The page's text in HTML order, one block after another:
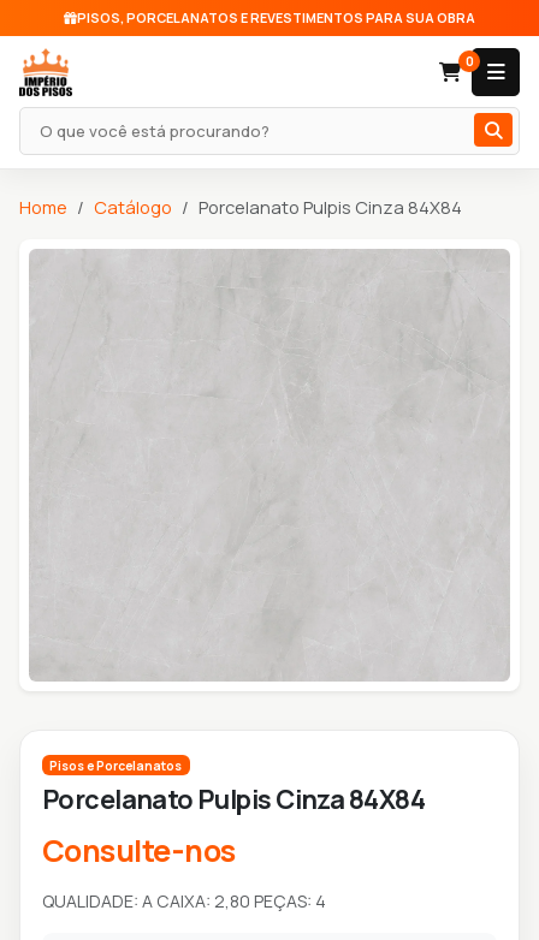
PISOS, PORCELANATOS E REVESTIMENTOS PARA SUA OBRA
Pesquisar produto
0
Home Catálogo Porcelanato Pulpis Cinza 84X84
Pisos e Porcelanatos
Porcelanato Pulpis Cinza 84X84
Consulte-nos
QUALIDADE: A CAIXA: 2,80 PEÇAS: 4